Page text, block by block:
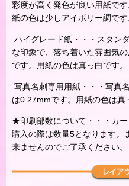
彩度が高く発色が良い用紙で
紙の色は少しアイボリー調です
ハイグレード紙・・・スタン
な印象で、落ち着いた雰囲気
です。用紙の色は真っ白です。
写真名刺専用用紙・・・写真
は0.27mmです。用紙の色は真
★印刷部数について・・・カ
購入の際は数量5となります。
来ませんのでご了承ください。